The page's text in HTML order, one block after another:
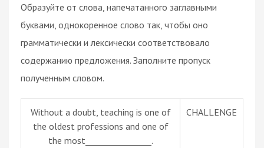
Образуйте от слова, напечатанного заглавными
буквами, однокоренное слово так, чтобы оно
грамматически и лексически соответствовало
содержанию предложения. Заполните пропуск
полученным словом.
Without a doubt, teaching is one of
the oldest professions and one of
the most________________.
CHALLENGE